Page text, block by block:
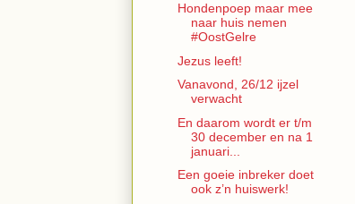
Hondenpoep maar mee
naar huis nemen
#OostGelre
Jezus leeft!
Vanavond, 26/12 ijzel
verwacht
En daarom wordt er t/m
30 december en na 1
januari...
Een goeie inbreker doet
ook z’n huiswerk!